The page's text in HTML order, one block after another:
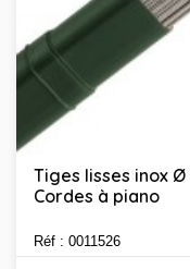
Tiges lisses inox
Cordes à piano
Réf : 0011526